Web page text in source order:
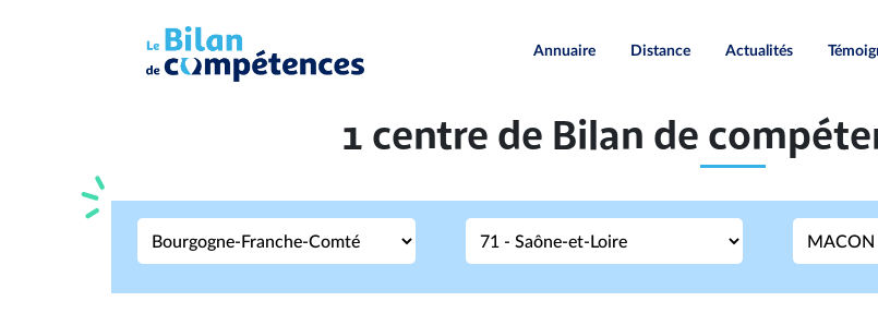
Annuaire Distance Actualités
1 centre de Bilan de